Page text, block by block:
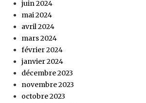
juin 2024
mai 2024
avril 2024
mars 2024
février 2024
janvier 2024
décembre 2023
novembre 2023
octobre 2023